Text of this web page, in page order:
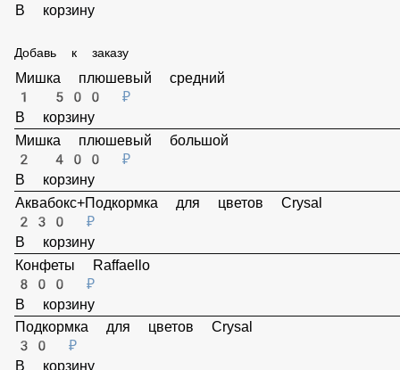
Пленка прозрачная
В корзину
Лента атласная
60 ₽
В корзину
Добавь к заказу
Мишка плюшевый средний
1 500 ₽
В корзину
Мишка плюшевый большой
2 400 ₽
В корзину